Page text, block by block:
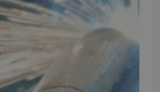
TMP
at blive forhandler